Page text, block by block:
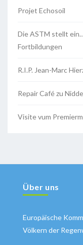
Projet Echosoil
Die ASTM stellt
Fortbildungen
R.I.P. Jean-Marc
Repair Café zu
Visite vum
Über uns
Europäische
Völkern der